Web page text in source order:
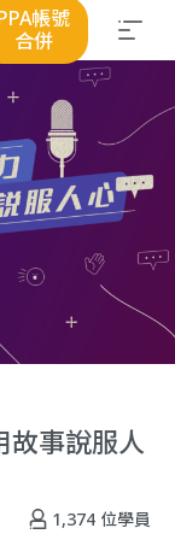
帳號
合併
故事說服人
1,374 位學員